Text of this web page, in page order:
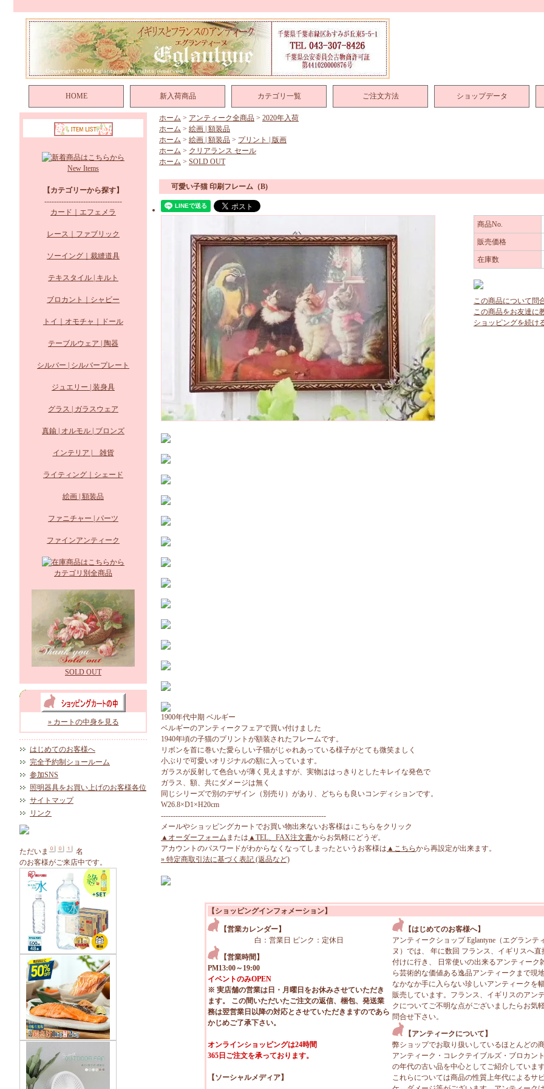
HOME 新入荷商品 カテゴリ一覧 ご注文方法 ショップデータ
New Items
【カテゴリーから探す】
--------------------------------
カード｜エフェメラ
レース｜ファブリック
ソーイング｜裁縫道具
テキスタイル | キルト
ブロカント｜シャビー
トイ｜オモチャ｜ドール
テーブルウェア | 陶器
シルバー | シルバープレート
ジュエリー | 装身具
グラス | ガラスウェア
真鍮 | オルモル | ブロンズ
インテリア | 雑貨
ライティング｜シェード
絵画 | 額装品
ファニチャー | パーツ
ファインアンティーク
カテゴリ別全商品
SOLD OUT
» カートの中身を見る
はじめてのお客様へ
完全予約制ショールーム
参加SNS
照明器具をお買い上げのお客様各位
サイトマップ
リンク
ただいま
名
のお客様がご来店中です。
ホーム > アンティーク全商品 > 2020年入荷
ホーム > 絵画 | 額装品
ホーム > 絵画 | 額装品 > プリント | 版画
ホーム > クリアランス セール
ホーム > SOLD OUT
可愛い子猫 印刷フレーム（B)
商品No.
販売価格
在庫数
この商品について問
この商品をお友達に
ショッピングを続け
1900年代中期 ベルギー
ベルギーのアンティークフェアで買い付けました
1940年頃の子猫のプリントが額装されたフレームです。
リボンを首に巻いた愛らしい子猫がじゃれあっている様子がとても微笑ましく
小ぶりで可愛いオリジナルの額に入っています。
ガラスが反射して色合いが薄く見えますが、実物ははっきりとしたキレイな発色で
ガラス、額、共にダメージは無く
同じシリーズで別のデザイン（別売り）があり、どちらも良いコンディションです。
W26.8×D1×H20cm
--------------------------------------------------------------------
メールやショッピングカートでお買い物出来ないお客様は↓こちらをクリック
▲オーダーフォーム または ▲TEL、FAX注文書からお気軽にどうぞ。
アカウントのパスワードがわからなくなってしまったというお客様は ▲こちらから再設定が出来ます。
» 特定商取引法に基づく表記 (返品など)
【ショッピングインフォメーション】
【営業カレンダー】
白：営業日 ピンク：定休日
【営業時間】
PM13:00～19:00
イベントのみOPEN
※ 実店舗の営業は日・月曜日をお休みさせていただき
ます。 この間いただいたご注文の返信、梱包、発送業
務は翌営業日以降の対応とさせていただきますのであら
かじめご了承下さい。
オンラインショッピングは24時間
365日ご注文を承っております。
【ソーシャルメディア】
【はじめてのお客様へ】
アンティークショップ Eglantyne（エグランテ
ヌ）では、 年に数回 フランス、イギリスへ直
付けに行き、 日常使いの出来るアンティーク
ら芸術的な価値ある逸品アンティークまで現
なかなか手に入らない珍しいアンティークを
販売しています。フランス、イギリスのアン
クについてご不明な点がございましたらお気
問合せ下さい。
【アンティークについて】
弊ショップでお取り扱いしているほとんどの
アンティーク・コレクテイブルズ・ブロカン
の年代の古い品を中心としてご紹介しています
これらについては商品の性質上年代によるサ